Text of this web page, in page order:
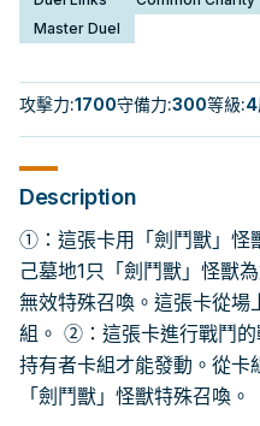
Master Duel
攻擊力:1700守備力:300等級:4
Description
①：這張卡用「劍鬥獸」怪
己墓地1只「劍鬥獸」怪獸
無效特殊召喚。這張卡從場
組。 ②：這張卡進行戰鬥的
持有者卡組才能發動。從卡
「劍鬥獸」怪獸特殊召喚。